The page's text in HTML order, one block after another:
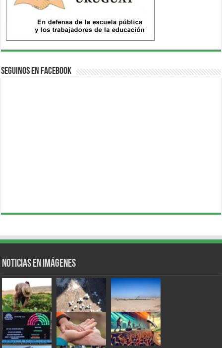
Seguinos en Facebook
Noticias en Imágenes